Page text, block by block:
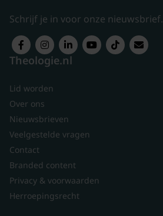
Schrijf je in voor onze nieuwsbrief.
Theologie.nl
Lid worden
Over ons
Nieuwsbrieven
Veelgestelde vragen
Contact
Branded content
Privacy & voorwaarden
Herroepingsrecht